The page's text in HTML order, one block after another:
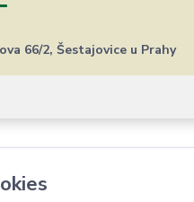
66/2, Šestajovice u Prahy